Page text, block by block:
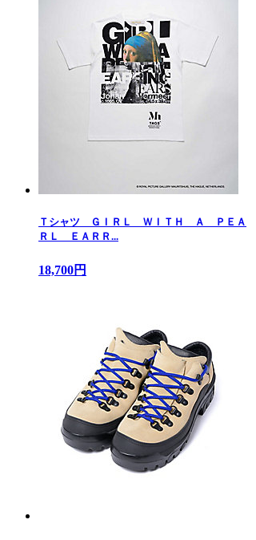
Ｔシャツ ＧＩＲＬ ＷＩＴＨ Ａ ＰＥＡ
ＲＬ ＥＡＲＲ...
18,700円